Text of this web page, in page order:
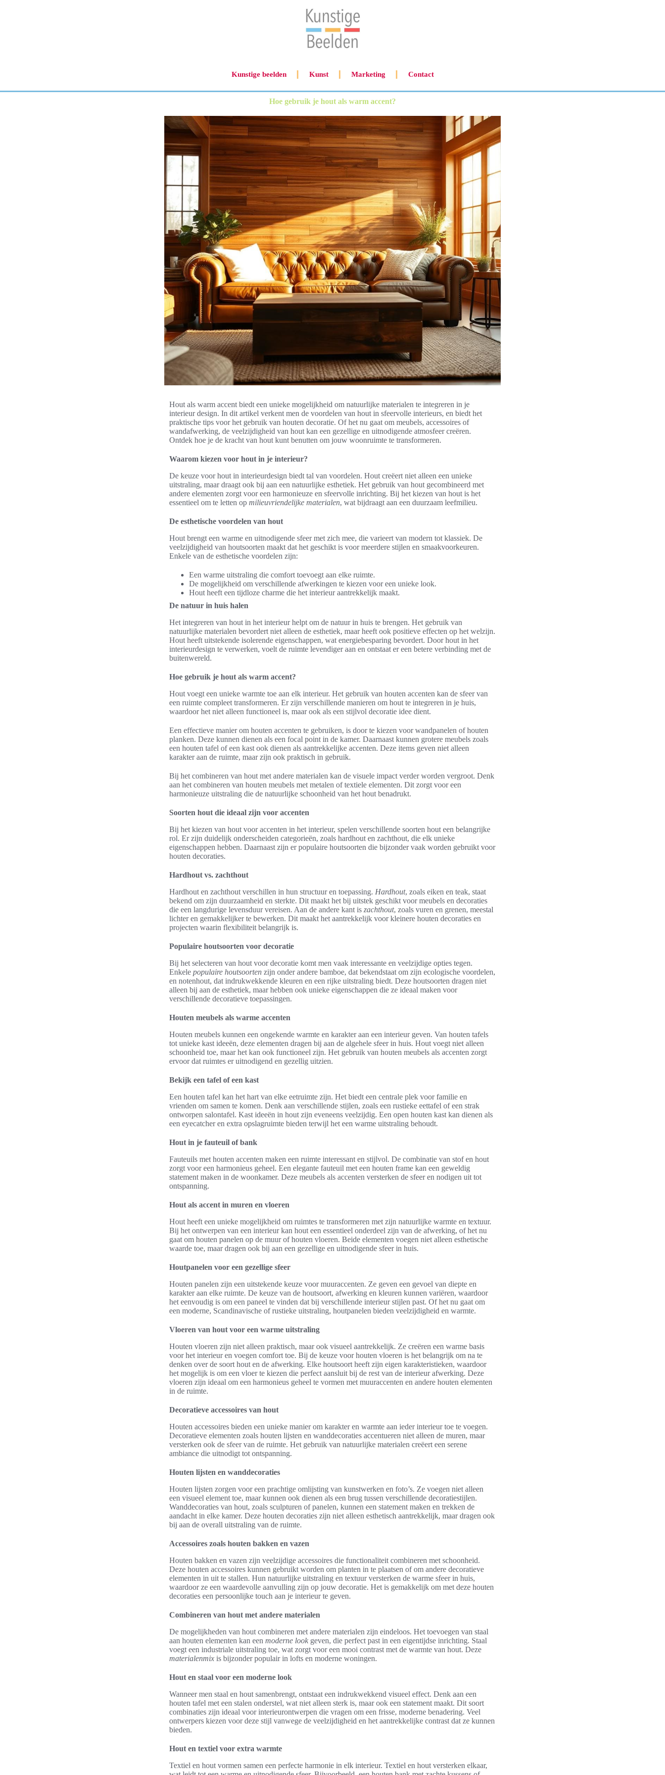
Kunstige beelden Kunst Marketing Contact
Hoe gebruik je hout als warm accent?
Hout als warm accent biedt een unieke mogelijkheid om natuurlijke materialen te integreren in je
interieur design. In dit artikel verkent men de voordelen van hout in sfeervolle interieurs, en biedt het
praktische tips voor het gebruik van houten decoratie. Of het nu gaat om meubels, accessoires of
wandafwerking, de veelzijdigheid van hout kan een gezellige en uitnodigende atmosfeer creëren.
Ontdek hoe je de kracht van hout kunt benutten om jouw woonruimte te transformeren.
Waarom kiezen voor hout in je interieur?
De keuze voor hout in interieurdesign biedt tal van voordelen. Hout creëert niet alleen een unieke
uitstraling, maar draagt ook bij aan een natuurlijke esthetiek. Het gebruik van hout gecombineerd met
andere elementen zorgt voor een harmonieuze en sfeervolle inrichting. Bij het kiezen van hout is het
essentieel om te letten op milieuvriendelijke materialen, wat bijdraagt aan een duurzaam leefmilieu.
De esthetische voordelen van hout
Hout brengt een warme en uitnodigende sfeer met zich mee, die varieert van modern tot klassiek. De
veelzijdigheid van houtsoorten maakt dat het geschikt is voor meerdere stijlen en smaakvoorkeuren.
Enkele van de esthetische voordelen zijn:
Een warme uitstraling die comfort toevoegt aan elke ruimte.
De mogelijkheid om verschillende afwerkingen te kiezen voor een unieke look.
Hout heeft een tijdloze charme die het interieur aantrekkelijk maakt.
De natuur in huis halen
Het integreren van hout in het interieur helpt om de natuur in huis te brengen. Het gebruik van
natuurlijke materialen bevordert niet alleen de esthetiek, maar heeft ook positieve effecten op het welzijn.
Hout heeft uitstekende isolerende eigenschappen, wat energiebesparing bevordert. Door hout in het
interieurdesign te verwerken, voelt de ruimte levendiger aan en ontstaat er een betere verbinding met de
buitenwereld.
Hoe gebruik je hout als warm accent?
Hout voegt een unieke warmte toe aan elk interieur. Het gebruik van houten accenten kan de sfeer van
een ruimte compleet transformeren. Er zijn verschillende manieren om hout te integreren in je huis,
waardoor het niet alleen functioneel is, maar ook als een stijlvol decoratie idee dient.
Een effectieve manier om houten accenten te gebruiken, is door te kiezen voor wandpanelen of houten
planken. Deze kunnen dienen als een focal point in de kamer. Daarnaast kunnen grotere meubels zoals
een houten tafel of een kast ook dienen als aantrekkelijke accenten. Deze items geven niet alleen
karakter aan de ruimte, maar zijn ook praktisch in gebruik.
Bij het combineren van hout met andere materialen kan de visuele impact verder worden vergroot. Denk
aan het combineren van houten meubels met metalen of textiele elementen. Dit zorgt voor een
harmonieuze uitstraling die de natuurlijke schoonheid van het hout benadrukt.
Soorten hout die ideaal zijn voor accenten
Bij het kiezen van hout voor accenten in het interieur, spelen verschillende soorten hout een belangrijke
rol. Er zijn duidelijk onderscheiden categorieën, zoals hardhout en zachthout, die elk unieke
eigenschappen hebben. Daarnaast zijn er populaire houtsoorten die bijzonder vaak worden gebruikt voor
houten decoraties.
Hardhout vs. zachthout
Hardhout en zachthout verschillen in hun structuur en toepassing. Hardhout, zoals eiken en teak, staat
bekend om zijn duurzaamheid en sterkte. Dit maakt het bij uitstek geschikt voor meubels en decoraties
die een langdurige levensduur vereisen. Aan de andere kant is zachthout, zoals vuren en grenen, meestal
lichter en gemakkelijker te bewerken. Dit maakt het aantrekkelijk voor kleinere houten decoraties en
projecten waarin flexibiliteit belangrijk is.
Populaire houtsoorten voor decoratie
Bij het selecteren van hout voor decoratie komt men vaak interessante en veelzijdige opties tegen.
Enkele populaire houtsoorten zijn onder andere bamboe, dat bekendstaat om zijn ecologische voordelen,
en notenhout, dat indrukwekkende kleuren en een rijke uitstraling biedt. Deze houtsoorten dragen niet
alleen bij aan de esthetiek, maar hebben ook unieke eigenschappen die ze ideaal maken voor
verschillende decoratieve toepassingen.
Houten meubels als warme accenten
Houten meubels kunnen een ongekende warmte en karakter aan een interieur geven. Van houten tafels
tot unieke kast ideeën, deze elementen dragen bij aan de algehele sfeer in huis. Hout voegt niet alleen
schoonheid toe, maar het kan ook functioneel zijn. Het gebruik van houten meubels als accenten zorgt
ervoor dat ruimtes er uitnodigend en gezellig uitzien.
Bekijk een tafel of een kast
Een houten tafel kan het hart van elke eetruimte zijn. Het biedt een centrale plek voor familie en
vrienden om samen te komen. Denk aan verschillende stijlen, zoals een rustieke eettafel of een strak
ontworpen salontafel. Kast ideeën in hout zijn eveneens veelzijdig. Een open houten kast kan dienen als
een eyecatcher en extra opslagruimte bieden terwijl het een warme uitstraling behoudt.
Hout in je fauteuil of bank
Fauteuils met houten accenten maken een ruimte interessant en stijlvol. De combinatie van stof en hout
zorgt voor een harmonieus geheel. Een elegante fauteuil met een houten frame kan een geweldig
statement maken in de woonkamer. Deze meubels als accenten versterken de sfeer en nodigen uit tot
ontspanning.
Hout als accent in muren en vloeren
Hout heeft een unieke mogelijkheid om ruimtes te transformeren met zijn natuurlijke warmte en textuur.
Bij het ontwerpen van een interieur kan hout een essentieel onderdeel zijn van de afwerking, of het nu
gaat om houten panelen op de muur of houten vloeren. Beide elementen voegen niet alleen esthetische
waarde toe, maar dragen ook bij aan een gezellige en uitnodigende sfeer in huis.
Houtpanelen voor een gezellige sfeer
Houten panelen zijn een uitstekende keuze voor muuraccenten. Ze geven een gevoel van diepte en
karakter aan elke ruimte. De keuze van de houtsoort, afwerking en kleuren kunnen variëren, waardoor
het eenvoudig is om een paneel te vinden dat bij verschillende interieur stijlen past. Of het nu gaat om
een moderne, Scandinavische of rustieke uitstraling, houtpanelen bieden veelzijdigheid en warmte.
Vloeren van hout voor een warme uitstraling
Houten vloeren zijn niet alleen praktisch, maar ook visueel aantrekkelijk. Ze creëren een warme basis
voor het interieur en voegen comfort toe. Bij de keuze voor houten vloeren is het belangrijk om na te
denken over de soort hout en de afwerking. Elke houtsoort heeft zijn eigen karakteristieken, waardoor
het mogelijk is om een vloer te kiezen die perfect aansluit bij de rest van de interieur afwerking. Deze
vloeren zijn ideaal om een harmonieus geheel te vormen met muuraccenten en andere houten elementen
in de ruimte.
Decoratieve accessoires van hout
Houten accessoires bieden een unieke manier om karakter en warmte aan ieder interieur toe te voegen.
Decoratieve elementen zoals houten lijsten en wanddecoraties accentueren niet alleen de muren, maar
versterken ook de sfeer van de ruimte. Het gebruik van natuurlijke materialen creëert een serene
ambiance die uitnodigt tot ontspanning.
Houten lijsten en wanddecoraties
Houten lijsten zorgen voor een prachtige omlijsting van kunstwerken en foto’s. Ze voegen niet alleen
een visueel element toe, maar kunnen ook dienen als een brug tussen verschillende decoratiestijlen.
Wanddecoraties van hout, zoals sculpturen of panelen, kunnen een statement maken en trekken de
aandacht in elke kamer. Deze houten decoraties zijn niet alleen esthetisch aantrekkelijk, maar dragen ook
bij aan de overall uitstraling van de ruimte.
Accessoires zoals houten bakken en vazen
Houten bakken en vazen zijn veelzijdige accessoires die functionaliteit combineren met schoonheid.
Deze houten accessoires kunnen gebruikt worden om planten in te plaatsen of om andere decoratieve
elementen in uit te stallen. Hun natuurlijke uitstraling en textuur versterken de warme sfeer in huis,
waardoor ze een waardevolle aanvulling zijn op jouw decoratie. Het is gemakkelijk om met deze houten
decoraties een persoonlijke touch aan je interieur te geven.
Combineren van hout met andere materialen
De mogelijkheden van hout combineren met andere materialen zijn eindeloos. Het toevoegen van staal
aan houten elementen kan een moderne look geven, die perfect past in een eigentijdse inrichting. Staal
voegt een industriale uitstraling toe, wat zorgt voor een mooi contrast met de warmte van hout. Deze
materialenmix is bijzonder populair in lofts en moderne woningen.
Hout en staal voor een moderne look
Wanneer men staal en hout samenbrengt, ontstaat een indrukwekkend visueel effect. Denk aan een
houten tafel met een stalen onderstel, wat niet alleen sterk is, maar ook een statement maakt. Dit soort
combinaties zijn ideaal voor interieurontwerpen die vragen om een frisse, moderne benadering. Veel
ontwerpers kiezen voor deze stijl vanwege de veelzijdigheid en het aantrekkelijke contrast dat ze kunnen
bieden.
Hout en textiel voor extra warmte
Textiel en hout vormen samen een perfecte harmonie in elk interieur. Textiel en hout versterken elkaar,